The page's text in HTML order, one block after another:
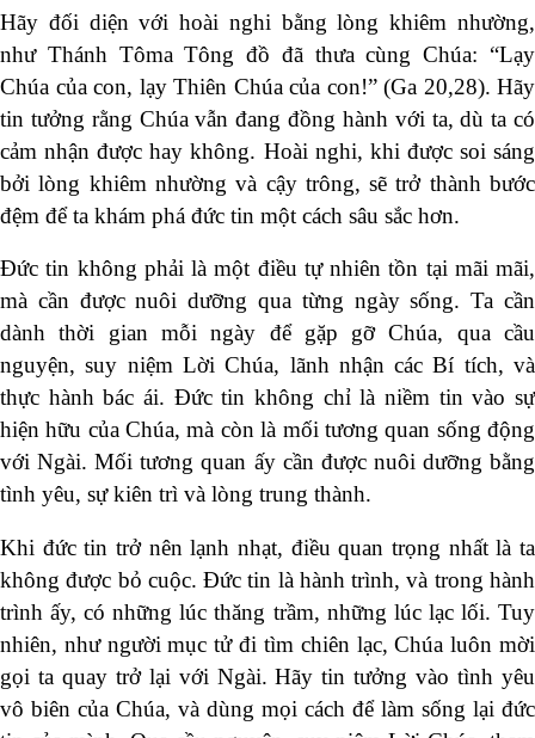
Hãy đối diện với hoài nghi bằng lòng khiêm nhường,
như Thánh Tôma Tông đồ đã thưa cùng Chúa: “Lạy
Chúa của con, lạy Thiên Chúa của con!” (Ga 20,28). Hãy
tin tưởng rằng Chúa vẫn đang đồng hành với ta, dù ta có
cảm nhận được hay không. Hoài nghi, khi được soi sáng
bởi lòng khiêm nhường và cậy trông, sẽ trở thành bước
đệm để ta khám phá đức tin một cách sâu sắc hơn.
Đức tin không phải là một điều tự nhiên tồn tại mãi mãi,
mà cần được nuôi dưỡng qua từng ngày sống. Ta cần
dành thời gian mỗi ngày để gặp gỡ Chúa, qua cầu
nguyện, suy niệm Lời Chúa, lãnh nhận các Bí tích, và
thực hành bác ái. Đức tin không chỉ là niềm tin vào sự
hiện hữu của Chúa, mà còn là mối tương quan sống động
với Ngài. Mối tương quan ấy cần được nuôi dưỡng bằng
tình yêu, sự kiên trì và lòng trung thành.
Khi đức tin trở nên lạnh nhạt, điều quan trọng nhất là ta
không được bỏ cuộc. Đức tin là hành trình, và trong hành
trình ấy, có những lúc thăng trầm, những lúc lạc lối. Tuy
nhiên, như người mục tử đi tìm chiên lạc, Chúa luôn mời
gọi ta quay trở lại với Ngài. Hãy tin tưởng vào tình yêu
vô biên của Chúa, và dùng mọi cách để làm sống lại đức